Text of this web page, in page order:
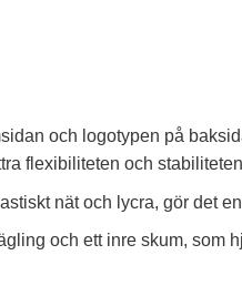
och logotypen på
flexibiliteten och
nät och lycra, gör det
och ett inre skum,